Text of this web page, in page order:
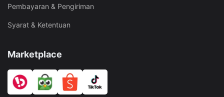
Pembayaran & Pengiriman
Syarat & Ketentuan
Marketplace